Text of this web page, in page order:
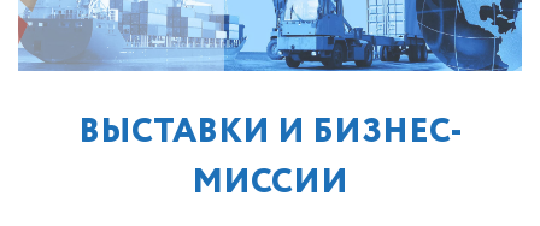
ВЫСТАВКИ И БИЗНЕС-
МИССИИ